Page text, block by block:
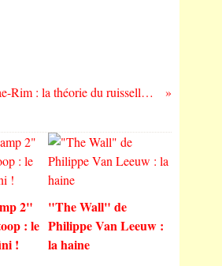
"The 8 Show" de Han Jae-Rim : la théorie du ruissellement vu par les Coréens…
2"
: le
!
"The Wall" de
Philippe Van Leeuw :
la haine